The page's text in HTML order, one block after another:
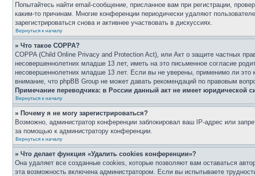
Попытайтесь найти email-сообщение, присланное вам при регистрации,
каким-то причинам. Многие конференции периодически удаляют
зарегистрироваться снова и активнее участвовать в дискуссиях.
Вернуться к началу
» Что такое COPPA?
COPPA (Child Online Privacy and Protection Act), или Акт о защите частных
несовершеннолетних младше 13 лет, иметь на это письменное согласие
несовершеннолетних младше 13 лет. Если вы не уверены, применимо ли
внимание, что phpBB Group не может давать рекомендаций по правовым
Примечание переводчика: в России данный акт не имеет юридической
Вернуться к началу
» Почему я не могу зарегистрироваться?
Возможно, администратор конференции заблокировал ваш IP-адрес или
за помощью к администратору конференции.
Вернуться к началу
» Что делает функция «Удалить cookies конференции»?
Она удаляет все созданные cookies, которые позволяют вам оставаться
эта возможность включена администратором. Если вы испытываете